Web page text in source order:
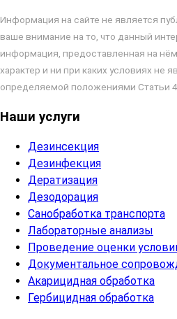
Информация на сайте не является
ваше внимание на то, что данный
информация, предоставленная на
характер и ни при каких условиях не
определяемой положениями Статьи
Наши услуги
Дезинсекция
Дезинфекция
Дератизация
Дезодорация
Санобработка транспорта
Лабораторные анализы
Проведение оценки
Документальное
Акарицидная обработка
Гербицидная обработка